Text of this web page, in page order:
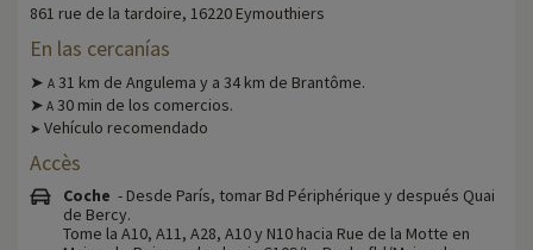
861 rue de la tardoire, 16220 Eymouthiers
En las cercanías
➤ A 31 km de Angulema y a 34 km de Brantôme.
➤ A 30 min de los comercios.
➤ Vehículo recomendado
Accès
Coche - Desde París, tomar Bd Périphérique y después Quai
de Bercy.
Tome la A10, A11, A28, A10 y N10 hacia Rue de la Motte en